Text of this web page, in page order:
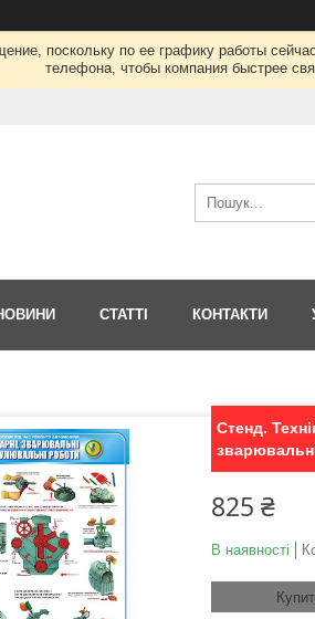
поскольку по ее графику работы
телефона, чтобы компания быстрее
СТАТТІ КОНТАКТИ
Стенд.
825 ₴
В наявності